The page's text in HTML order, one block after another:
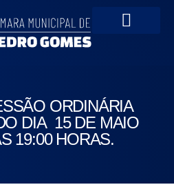
ORDINÁRIA
DIA 15 DE MAIO
19:00 HORAS.